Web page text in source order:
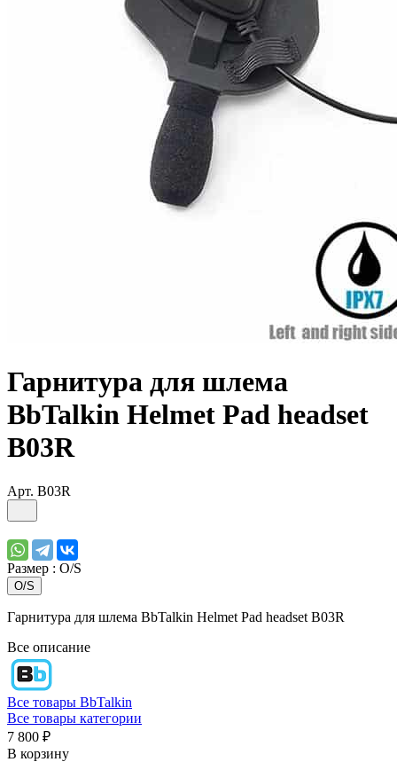
Гарнитура для шлема
BbTalkin Helmet Pad headset
B03R
Арт. B03R
Размер : O/S
O/S
Гарнитура для шлема BbTalkin Helmet Pad headset B03R
Все описание
Все товары BbTalkin
Все товары категории
7 800 ₽
В корзину